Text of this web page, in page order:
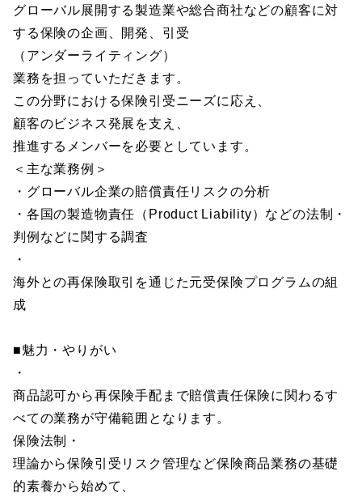
グローバル展開する製造業や総合商社などの顧客に対
する保険の企画、開発、引受
（アンダーライティング）
業務を担っていただきます。
この分野における保険引受ニーズに応え、
顧客のビジネス発展を支え、
推進するメンバーを必要としています。
＜主な業務例＞
・グローバル企業の賠償責任リスクの分析
・各国の製造物責任（Product Liability）などの法制・
判例などに関する調査
・
海外との再保険取引を通じた元受保険プログラムの組
成
■魅力・やりがい
・
商品認可から再保険手配まで賠償責任保険に関わるす
べての業務が守備範囲となります。
保険法制・
理論から保険引受リスク管理など保険商品業務の基礎
的素養から始めて、